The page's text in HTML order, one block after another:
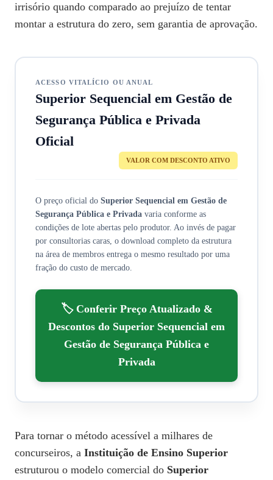
irrisório quando comparado ao prejuízo de tentar
montar a estrutura do zero, sem garantia de aprovação.
ACESSO VITALÍCIO OU ANUAL
Superior Sequencial em Gestão de
Segurança Pública e Privada
Oficial
VALOR COM DESCONTO ATIVO
O preço oficial do Superior Sequencial em Gestão de
Segurança Pública e Privada varia conforme as
condições de lote abertas pelo produtor. Ao invés de pagar
por consultorias caras, o download completo da estrutura
na área de membros entrega o mesmo resultado por uma
fração do custo de mercado.
🏷️ Conferir Preço Atualizado &
Descontos do Superior Sequencial em
Gestão de Segurança Pública e
Privada
Para tornar o método acessível a milhares de
concurseiros, a Instituição de Ensino Superior
estruturou o modelo comercial do Superior